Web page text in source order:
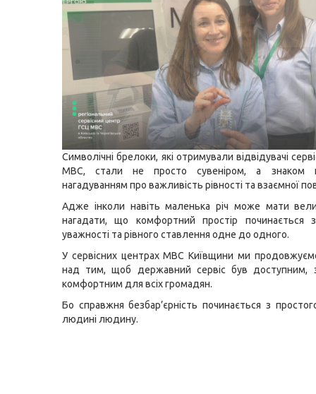
Символічні брелоки, які отримували відвідувачі
МВС, стали не просто сувеніром, а знаком
нагадуванням про важливість рівності та взаємної
Адже інколи навіть маленька річ може мати
нагадати, що комфортний простір починається
уважності та рівного ставлення одне до одного.
У сервісних центрах МВС Київщини ми
над тим, щоб державний сервіс був доступним,
комфортним для всіх громадян.
Бо справжня безбар’єрність починається з
людині людину.